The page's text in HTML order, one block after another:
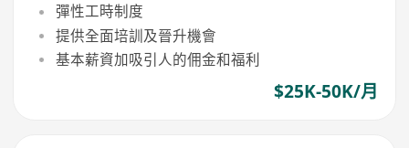
彈性工時制度
提供全面培訓及晉升機會
基本薪資加吸引人的佣金和福利
$25K-50K/月